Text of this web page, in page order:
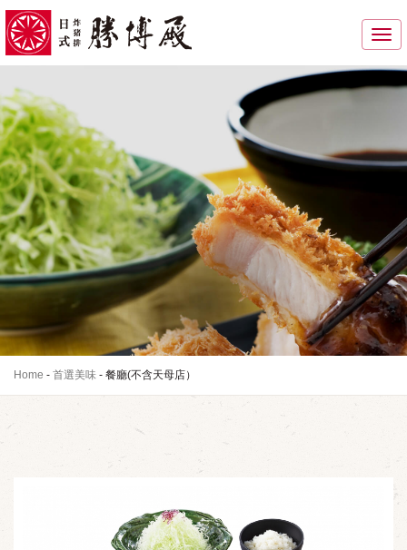
Toggle
Home - 首選美味 - 餐廳(不含天母店）